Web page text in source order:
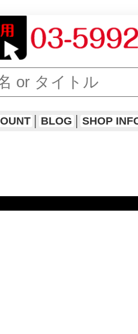
BLOG SHOP